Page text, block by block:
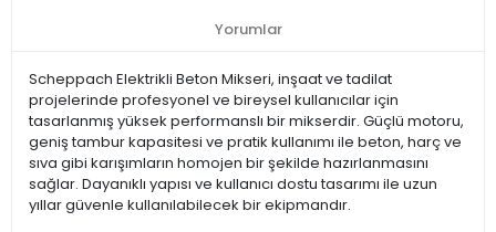
Yorumlar
Scheppach Elektrikli Beton Mikseri, inşaat ve tadilat
projelerinde profesyonel ve bireysel kullanıcılar için
tasarlanmış yüksek performanslı bir mikserdir. Güçlü motoru,
geniş tambur kapasitesi ve pratik kullanımı ile beton, harç ve
sıva gibi karışımların homojen bir şekilde hazırlanmasını
sağlar. Dayanıklı yapısı ve kullanıcı dostu tasarımı ile uzun
yıllar güvenle kullanılabilecek bir ekipmandır.